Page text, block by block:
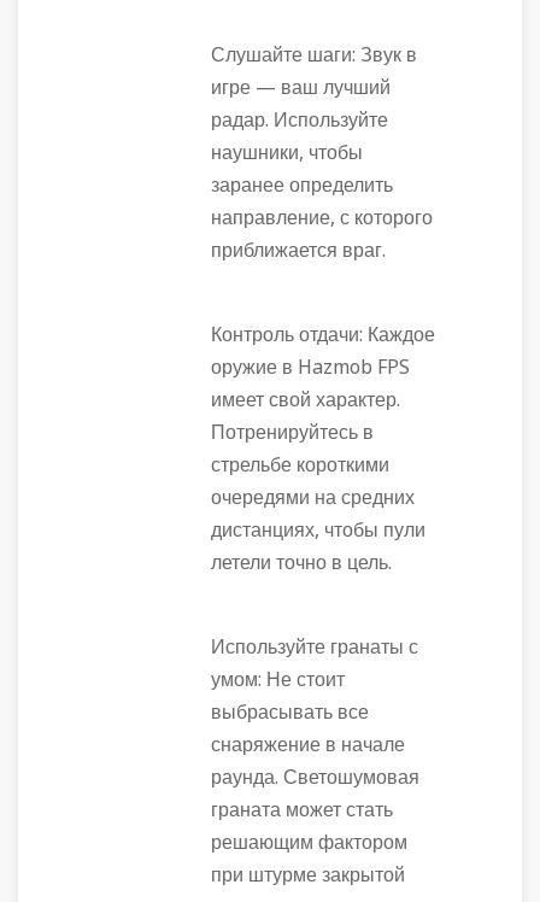
Слушайте шаги: Звук в
игре — ваш лучший
радар. Используйте
наушники, чтобы
заранее определить
направление, с которого
приближается враг.
Контроль отдачи: Каждое
оружие в Hazmob FPS
имеет свой характер.
Потренируйтесь в
стрельбе короткими
очередями на средних
дистанциях, чтобы пули
летели точно в цель.
Используйте гранаты с
умом: Не стоит
выбрасывать все
снаряжение в начале
раунда. Светошумовая
граната может стать
решающим фактором
при штурме закрытой